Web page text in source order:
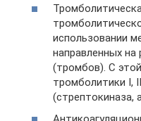
использовании
направленных на
(тромбов). С
тромболитики I,
(стрептокиназа,